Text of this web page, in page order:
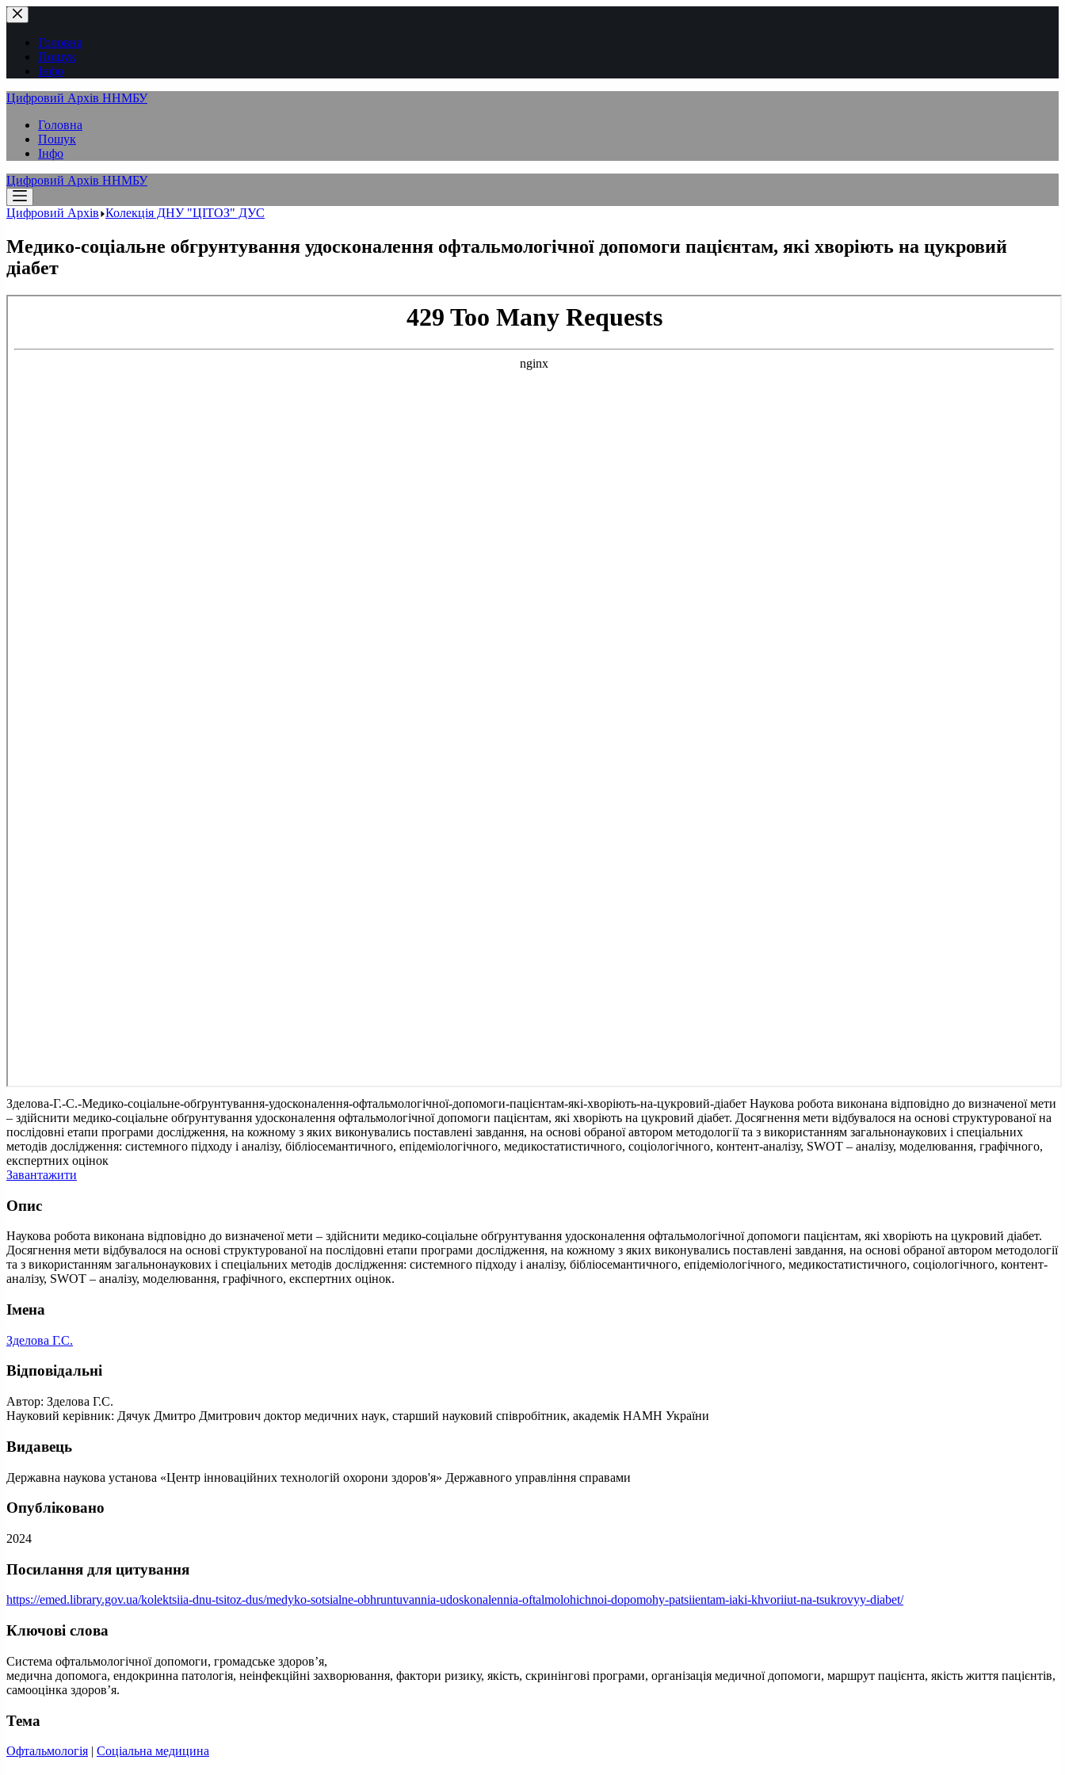
Перейти
до
вмістуГоловна
Пошук
Інфо
Цифровий Архів ННМБУ
Головна
Пошук
Інфо
Цифровий Архів ННМБУ
Цифровий Архів Колекція ДНУ "ЦІТОЗ" ДУС
Медико-соціальне обгрунтування удосконалення офтальмологічної допомоги пацієнтам, які хворіють на цукровий
діабет
Зделова-Г.-С.-Медико-соціальне-обґрунтування-удосконалення-офтальмологічної-допомоги-пацієнтам-які-хворіють-на-цукровий-діабет Наукова робота виконана відповідно до визначеної мети
– здійснити медико-соціальне обґрунтування удосконалення офтальмологічної допомоги пацієнтам, які хворіють на цукровий діабет. Досягнення мети відбувалося на основі структурованої на
послідовні етапи програми дослідження, на кожному з яких виконувались поставлені завдання, на основі обраної автором методології та з використанням загальнонаукових і спеціальних
методів дослідження: системного підходу і аналізу, бібліосемантичного, епідеміологічного, медикостатистичного, соціологічного, контент-аналізу, SWOT – аналізу, моделювання, графічного,
експертних оцінок
Завантажити
Опис
Наукова робота виконана відповідно до визначеної мети – здійснити медико-соціальне обґрунтування удосконалення офтальмологічної допомоги пацієнтам, які хворіють на цукровий діабет.
Досягнення мети відбувалося на основі структурованої на послідовні етапи програми дослідження, на кожному з яких виконувались поставлені завдання, на основі обраної автором методології
та з використанням загальнонаукових і спеціальних методів дослідження: системного підходу і аналізу, бібліосемантичного, епідеміологічного, медикостатистичного, соціологічного, контент-
аналізу, SWOT – аналізу, моделювання, графічного, експертних оцінок.
Імена
Зделова Г.С.
Відповідальні
Автор: Зделова Г.С.
Науковий керівник: Дячук Дмитро Дмитрович доктор медичних наук, старший науковий співробітник, академік НАМН України
Видавець
Державна наукова установа «Центр інноваційних технологій охорони здоров'я» Державного управління справами
Опубліковано
2024
Посилання для цитування
https://emed.library.gov.ua/kolektsiia-dnu-tsitoz-dus/medyko-sotsialne-obhruntuvannia-udoskonalennia-oftalmolohichnoi-dopomohy-patsiientam-iaki-khvoriiut-na-tsukrovyy-diabet/
Ключові слова
Система офтальмологічної допомоги, громадське здоровʼя,
медична допомога, ендокринна патологія, неінфекційні захворювання, фактори ризику, якість, скринінгові програми, організація медичної допомоги, маршрут пацієнта, якість життя пацієнтів,
самооцінка здоровʼя.
Тема
Офтальмологія | Соціальна медицина